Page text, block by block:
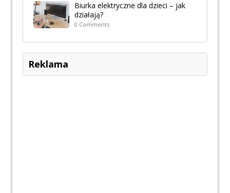
Biurka elektryczne dla dzieci – jak
działają?
0 Comments
Reklama